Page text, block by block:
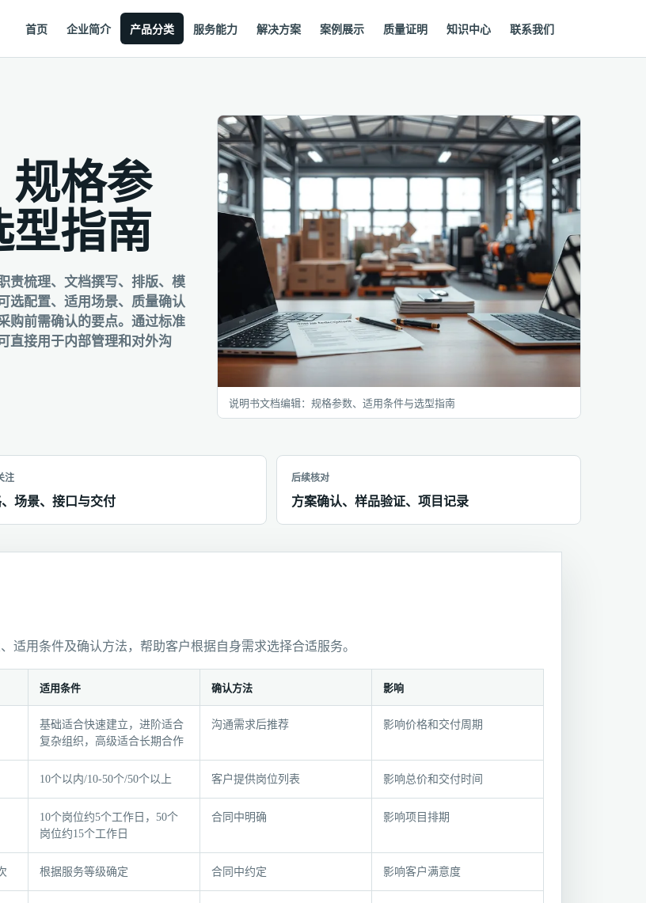
首页 企业简介 产品分类 服务能力 解决方案 案例展示 质量证明 知识中心 联系我们
规格参
型指南
责梳理、文档撰写、排版、模
选配置、适用场景、质量确认
购前需确认的要点。通过标准
直接用于内部管理和对外沟
说明书文档编辑：规格参数、适用条件与选型指南
注
场景、接口与交付
后续核对
方案确认、样品验证、项目记录
适用条件及确认方法，帮助客户根据自身需求选择合适服务。
适用条件 确认方法 影响
基础适合快速建立，进阶适合
复杂组织，高级适合长期合作
沟通需求后推荐 影响价格和交付周期
10个以内/10-50个/50个以上 客户提供岗位列表 影响总价和交付时间
10个岗位约5个工作日，50个
岗位约15个工作日
合同中明确 影响项目排期
根据服务等级确定 合同中约定 影响客户满意度